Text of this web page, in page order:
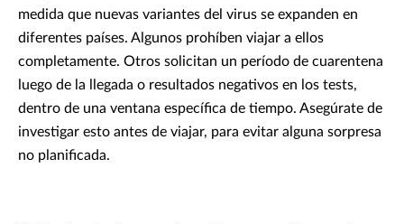
medida que nuevas variantes del virus se expanden en
diferentes países. Algunos prohíben viajar a ellos
completamente. Otros solicitan un período de cuarentena
luego de la llegada o resultados negativos en los tests,
dentro de una ventana específica de tiempo. Asegúrate de
investigar esto antes de viajar, para evitar alguna sorpresa
no planificada.